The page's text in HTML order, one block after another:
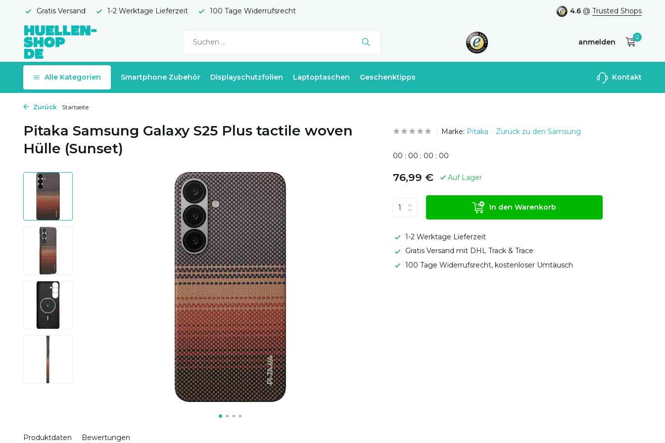
Gratis Versand 1-2 Werktage Lieferzeit 100 Tage Widerrufsrecht 4.6 @ Trusted Shops
anmelden
Benutzerkonto
0
Alle Kategorien Smartphone Zubehör Displayschutzfolien Laptoptaschen Geschenktipps Kontakt
Zurück Startseite
Pitaka Samsung Galaxy S25 Plus tactile woven
Hülle (Sunset)
Produktdaten Bewertungen
Marke: Pitaka Zurück zu den Samsung
00 : 00 : 00 : 00
76,99 € Auf Lager
In den Warenkorb
1-2 Werktage Lieferzeit
Gratis Versand mit DHL Track & Trace
100 Tage Widerrufsrecht, kostenloser Umtausch